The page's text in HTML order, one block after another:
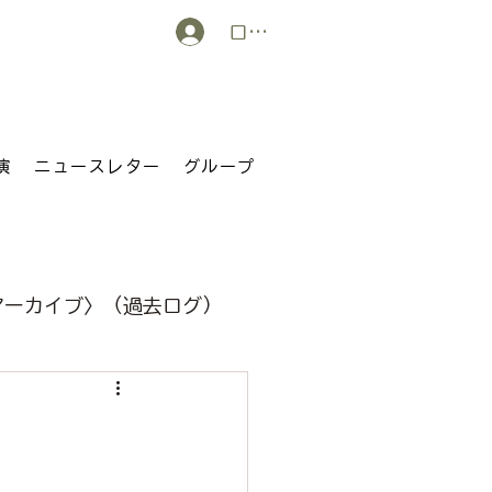
ログイン
ニュースレター グループ
ーカイブ〉（過去ログ）